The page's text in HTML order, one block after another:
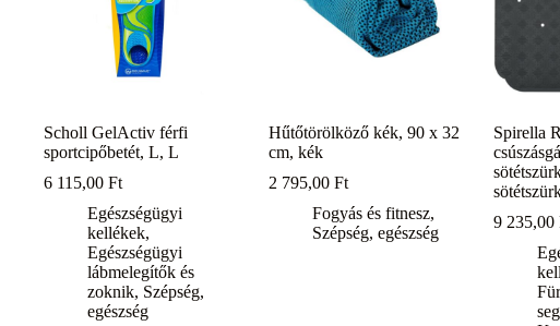
Scholl GelActiv férfi
sportcipőbetét, L, L
6 115,00 Ft
Egészségügyi
kellékek,
Egészségügyi
lábmelegítők és
zoknik, Szépség,
egészség
Hűtőtörölköző kék, 90 x 32
cm, kék
2 795,00Ft
Fogyás és fitnesz,
Szépség, egészség
Spirella
9 235,00